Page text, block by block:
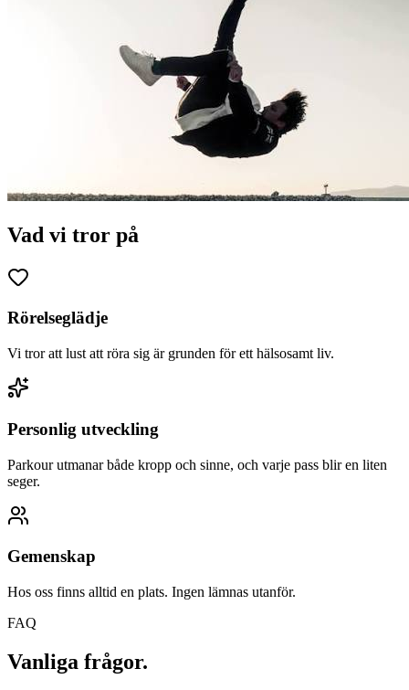
Vad vi tror på
Rörelseglädje
Vi tror att lust att röra sig är grunden för ett hälsosamt liv.
Personlig utveckling
Parkour utmanar både kropp och sinne, och varje pass blir en liten
seger.
Gemenskap
Hos oss finns alltid en plats. Ingen lämnas utanför.
FAQ
Vanliga frågor.